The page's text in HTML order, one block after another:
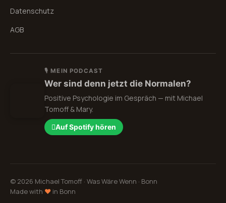
Datenschutz
AGB
🎙 MEIN PODCAST
Wer sind denn jetzt die Normalen?
Positive Psychologie im Gespräch — mit Michael
Tomoff & Mary.
Auf Spotify hören
© 2026 Michael Tomoff · Was Wäre Wenn · Bonn
Made with ♥ in Bonn